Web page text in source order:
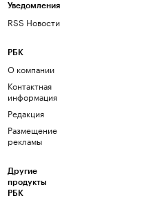
Уведомления
RSS Новости
РБК
О компании
Контактная
информация
Редакция
Размещение
рекламы
Другие
продукты
РБК